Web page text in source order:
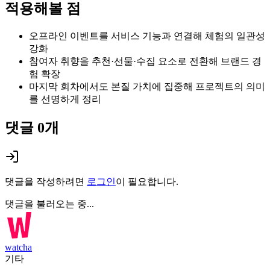
적용해볼 점
오프라인 이벤트를 서비스 기능과 연결해 체험의 일관성
강화
참여자 취향을 추천·선물·수집 요소로 전환해 브랜드 경
험 확장
마지막 회차에서도 본질 가치에 집중해 프로젝트의 의미
를 선명하게 정리
댓글 0개
댓글을 작성하려면 로그인이 필요합니다.
댓글을 불러오는 중...
watcha
기타